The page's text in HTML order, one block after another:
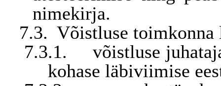
nimekirja.
7.3. Võistluse
7.3.1.
võistluse
kohase läbiviimise